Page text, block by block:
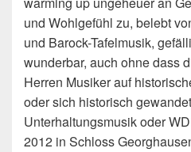
und Wohlgefühl zu, belebt
und Barock-Tafelmusik,
wunderbar, auch ohne dass
Herren Musiker auf
oder sich historisch
Unterhaltungsmusik oder
2012 in Schloss